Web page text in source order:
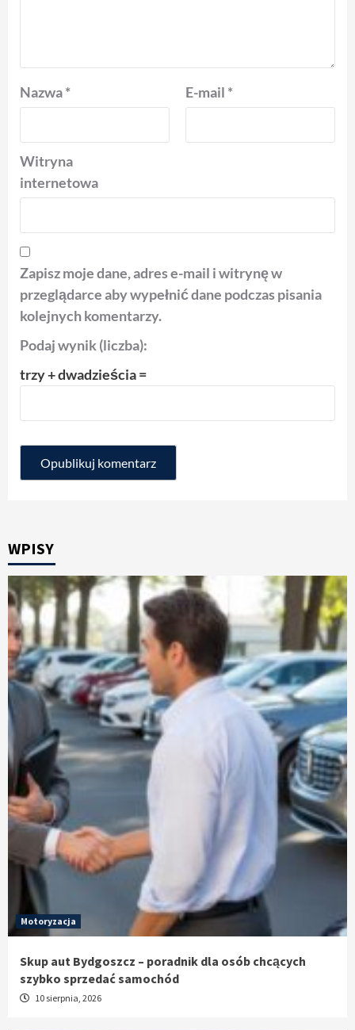
Nazwa* E-mail *
Witryna
internetowa
Zapisz moje dane, adres e-mail i witrynę w
przeglądarce aby wypełnić dane podczas pisania
kolejnych komentarzy.
Podaj wynik (liczba):
trzy + dwadzieścia =
WPISY
Motoryzacja
Skup aut Bydgoszcz – poradnik dla osób chcących
szybko sprzedać samochód
10 sierpnia, 2026